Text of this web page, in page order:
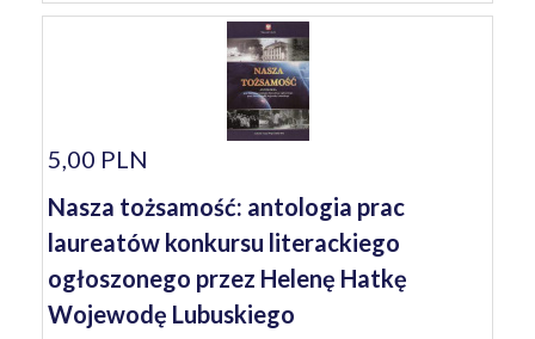
5,00 PLN
Nasza tożsamość: antologia prac
laureatów konkursu literackiego
ogłoszonego przez Helenę Hatkę
Wojewodę Lubuskiego